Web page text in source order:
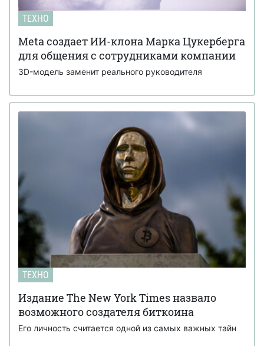
ТЕХНО
Meta создает ИИ-клона Марка Цукерберга
для общения с сотрудниками компании
3D-модель заменит реального руководителя
ТЕХНО
Издание The New York Times назвало
возможного создателя биткоина
Его личность считается одной из самых важных тайн